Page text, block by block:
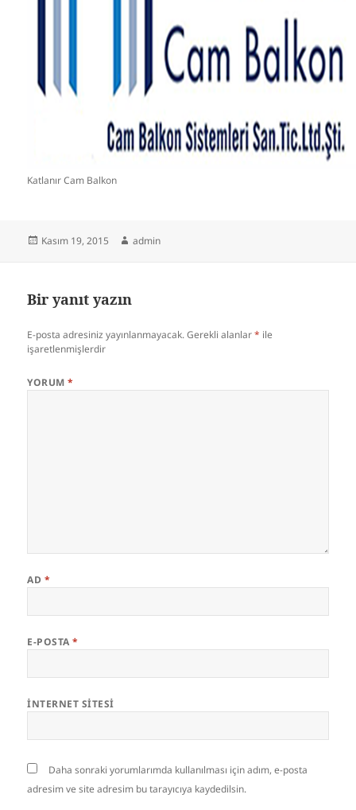
Katlanır Cam Balkon
Yayın
Kasım 19, 2015 Yazar
admin
Bir yanıt yazın
E-posta adresiniz yayınlanmayacak. Gerekli alanlar* ile
işaretlenmişlerdir
YORUM*
AD *
E-POSTA*
İNTERNET SITESI
Daha sonraki yorumlarımda kullanılması için adım, e-posta
adresim ve site adresim bu tarayıcıya kaydedilsin.